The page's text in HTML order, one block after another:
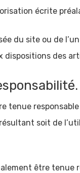
écrite
du site ou de
des
tenue
soit de
être tenue